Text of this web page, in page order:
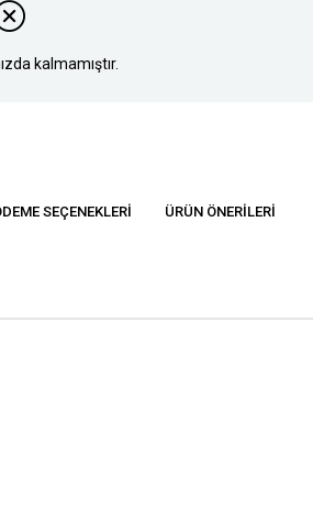
kalmamıştır.
SEÇENEKLERI ÜRÜN ÖNERILERI